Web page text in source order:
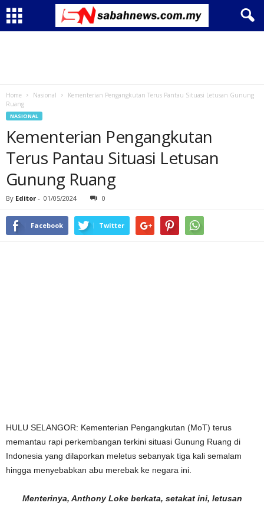
Home Nasional
Kementerian Pengangkutan Terus Pantau Situasi Letusan Gunung
Ruang
NASIONAL
Kementerian Pengangkutan
Terus Pantau Situasi Letusan
Gunung Ruang
By Editor - 01/05/2024 0
Facebook Twitter
HULU SELANGOR: Kementerian Pengangkutan (MoT) terus
memantau rapi perkembangan terkini situasi Gunung Ruang di
Indonesia yang dilaporkan meletus sebanyak tiga kali semalam
hingga menyebabkan abu merebak ke negara ini.
Menterinya, Anthony Loke berkata, setakat ini, letusan